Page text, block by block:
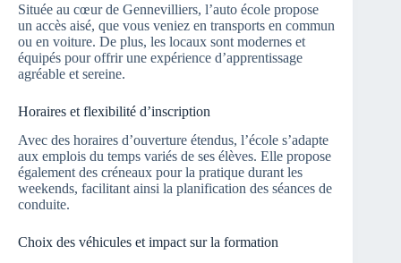
Située au cœur de Gennevilliers, l’auto école propose
un accès aisé, que vous veniez en transports en commun
ou en voiture. De plus, les locaux sont modernes et
équipés pour offrir une expérience d’apprentissage
agréable et sereine.
Horaires et flexibilité d’inscription
Avec des horaires d’ouverture étendus, l’école s’adapte
aux emplois du temps variés de ses élèves. Elle propose
également des créneaux pour la pratique durant les
weekends, facilitant ainsi la planification des séances de
conduite.
Choix des véhicules et impact sur la formation